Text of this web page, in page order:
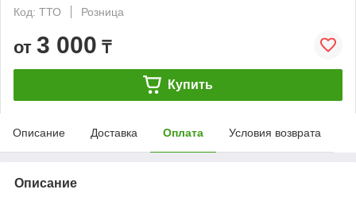
Код: ТТО
Розница
от 3 000 ₸
Купить
Описание Доставка Оплата Условия возврата
Описание